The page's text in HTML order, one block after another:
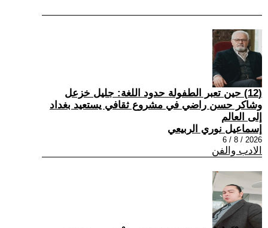
(12) حين تعبر الطفولة حدود اللغة: جليل خزعل
وشاكر حسن راضي في مشروع ثقافي يستعيد بغداد
إلى العالم
إسماعيل نوري الربيعي
2026 / 8 / 6
الادب والفن